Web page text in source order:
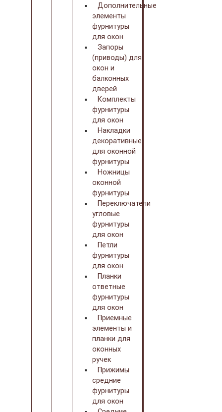
Дополнительные
элементы
фурнитуры
для окон
Запоры
(приводы) для
окон и
балконных
дверей
Комплекты
фурнитуры
для окон
Накладки
декоративные
для оконной
фурнитуры
Ножницы
оконной
фурнитуры
Переключатели
угловые
фурнитуры
для окон
Петли
фурнитуры
для окон
Планки
ответные
фурнитуры
для окон
Приемные
элементы и
планки для
оконных
ручек
Прижимы
средние
фурнитуры
для окон